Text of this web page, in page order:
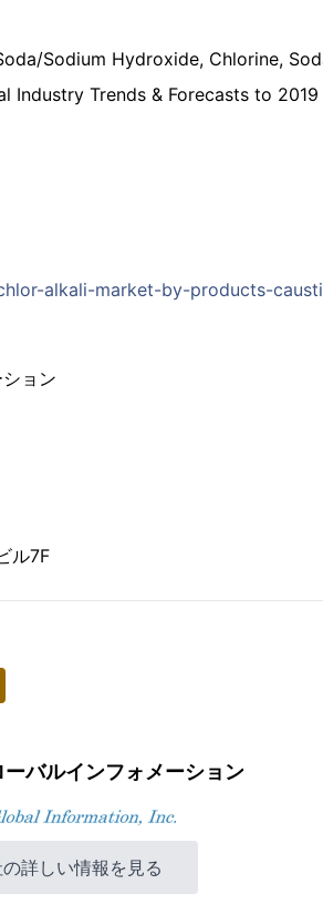
Sodium Hydroxide, Chlorine,
Industry Trends & Forecasts to 2019
alkali-market-by-products-
ョン
ル7F
バルインフォメーション
詳しい情報を見る